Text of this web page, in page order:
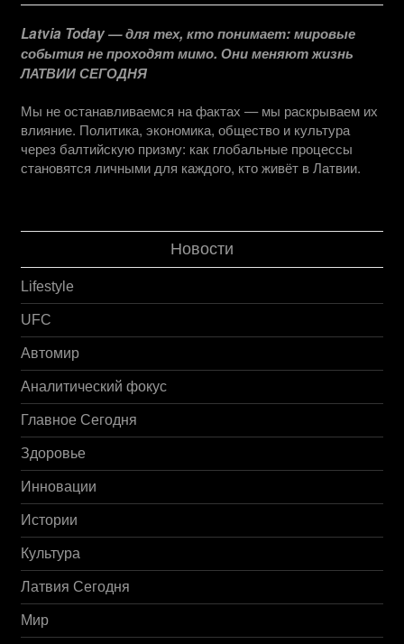
Latvia Today — для тех, кто понимает: мировые
события не проходят мимо. Они меняют жизнь
ЛАТВИИ СЕГОДНЯ
Мы не останавливаемся на фактах — мы раскрываем их
влияние. Политика, экономика, общество и культура
через балтийскую призму: как глобальные процессы
становятся личными для каждого, кто живёт в Латвии.
Новости
Lifestyle
UFC
Автомир
Аналитический фокус
Главное Сегодня
Здоровье
Инновации
Истории
Культура
Латвия Сегодня
Мир